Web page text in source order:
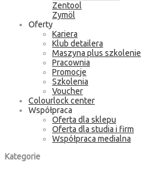
Zentool
Zymöl
Oferty
Kariera
Klub detailera
Maszyna plus szkolenie
Pracownia
Promocje
Szkolenia
Voucher
Colourlock center
Współpraca
Oferta dla sklepu
Oferta dla studia i firm
Współpraca medialna
Kategorie